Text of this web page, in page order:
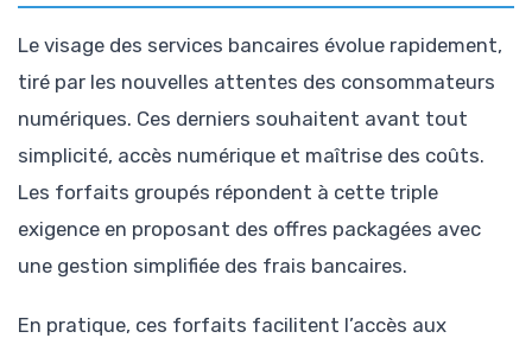
Le visage des services bancaires évolue rapidement,
tiré par les nouvelles attentes des consommateurs
numériques. Ces derniers souhaitent avant tout
simplicité, accès numérique et maîtrise des coûts.
Les forfaits groupés répondent à cette triple
exigence en proposant des offres packagées avec
une gestion simplifiée des frais bancaires.
En pratique, ces forfaits facilitent l’accès aux